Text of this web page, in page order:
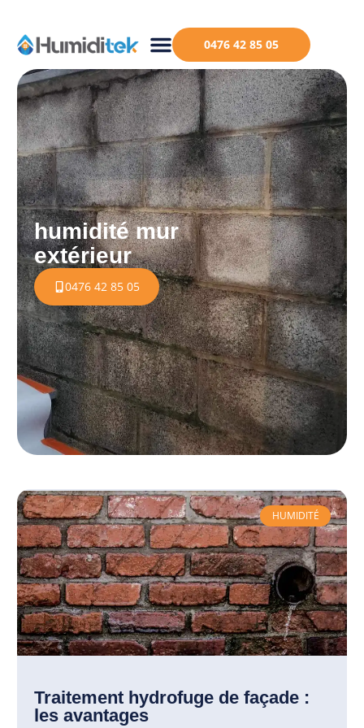
0476 42 85 05
humidité mur
extérieur
0476 42 85 05
HUMIDITÉ
Traitement hydrofuge de façade :
les avantages